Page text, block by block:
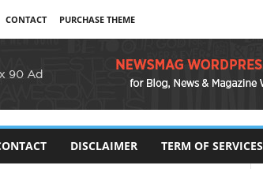
CONTACT
PURCHASE THEME
DISCLAIMER TERM OF SERVICES